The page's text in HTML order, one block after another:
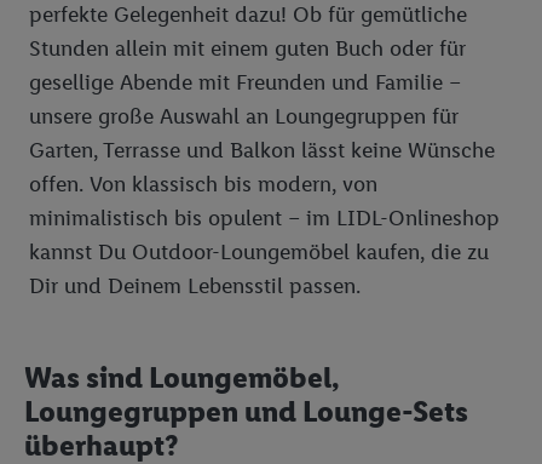
perfekte Gelegenheit dazu! Ob für gemütliche
Stunden allein mit einem guten Buch oder für
gesellige Abende mit Freunden und Familie –
unsere große Auswahl an Loungegruppen für
Garten, Terrasse und Balkon lässt keine Wünsche
offen. Von klassisch bis modern, von
minimalistisch bis opulent – im LIDL-Onlineshop
kannst Du Outdoor-Loungemöbel kaufen, die zu
Dir und Deinem Lebensstil passen.
Was sind Loungemöbel,
Loungegruppen und Lounge-Sets
überhaupt?